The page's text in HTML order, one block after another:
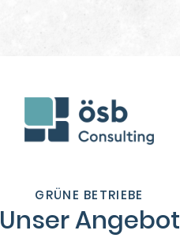
GRÜNE BETRIEBE
Unser Angebot